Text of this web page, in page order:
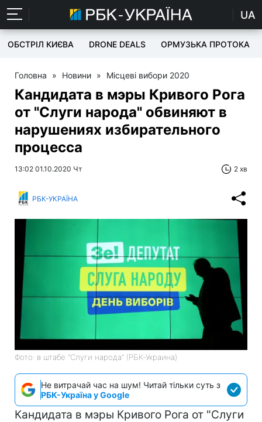
UA
ОБСТРІЛ КИЄВА DRONE DEALS ОРМУЗЬКА ПРОТОКА
Головна » Новини » Місцеві вибори 2020
Кандидата в мэры Кривого Рога
от "Слуги народа" обвиняют в
нарушениях избирательного
процесса
13:02 01.10.2020 Чт 2 хв
РБК-УКРАЇНА
Фото: в штабе "Слуги народа" (РБК-Украина)
Не витрачай час на шум! Читай тільки суть з
РБК-Україна у Google
Кандидата в мэры Кривого Рога от "Слуги